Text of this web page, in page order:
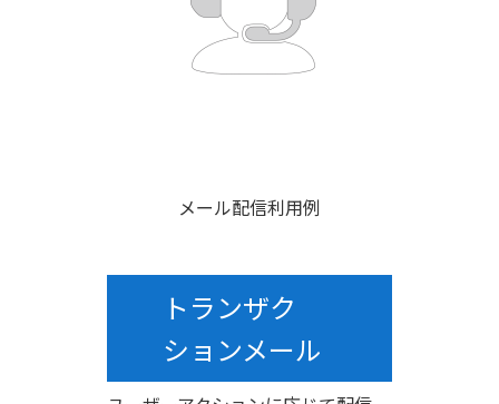
メール配信利用例
トランザク
ションメール